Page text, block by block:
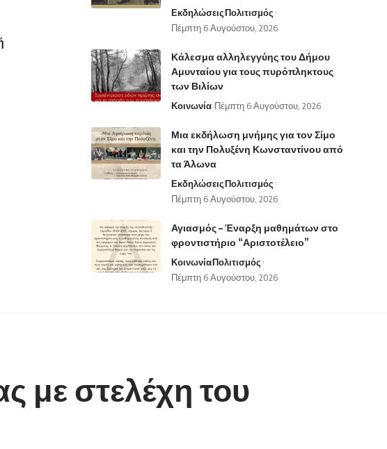
ΕκδηλώσειςΠολιτισμός
Πέμπτη 6 Αυγούστου, 2026
Κάλεσμα αλληλεγγύης του Δήμου
Αμυνταίου για τους πυρόπληκτους
των Βιλίων
Κοινωνία Πέμπτη 6 Αυγούστου, 2026
Μια εκδήλωση μνήμης για τον Σίμο
και την Πολυξένη Κωνσταντίνου από
τα Άλωνα
ΕκδηλώσειςΠολιτισμός
Πέμπτη 6 Αυγούστου, 2026
Αγιασμός – Έναρξη μαθημάτων στο
φροντιστήριο “Αριστοτέλειο”
ΚοινωνίαΠολιτισμός
Πέμπτη 6 Αυγούστου, 2026
με στελέχη του